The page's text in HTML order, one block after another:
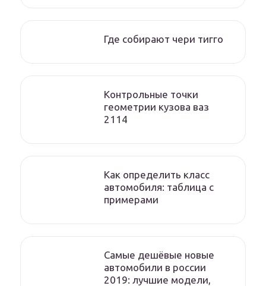
Где собирают чери тигго
Контрольные точки
геометрии кузова ваз
2114
Как определить класс
автомобиля: таблица с
примерами
Самые дешёвые новые
автомобили в россии
2019: лучшие модели,